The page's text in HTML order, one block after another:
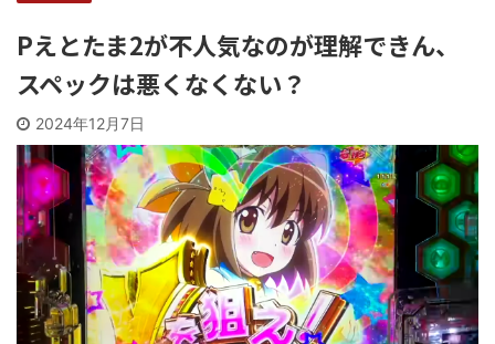
Pえとたま2が不人気なのが理解できん、
スペックは悪くなくない？
2024年12月7日